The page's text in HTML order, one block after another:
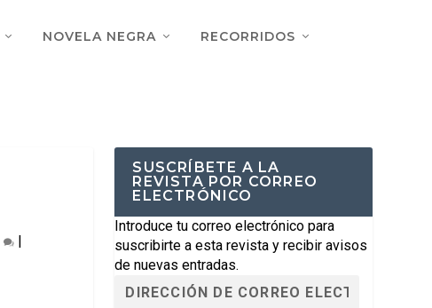
NOVELA NEGRA RECORRIDOS
|
SUSCRÍBETE A LA
REVISTA POR CORREO
ELECTRÓNICO
Introduce tu correo electrónico para
suscribirte a esta revista y recibir avisos
de nuevas entradas.